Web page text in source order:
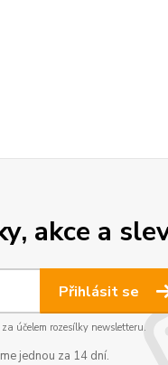
akce a
Přihlásit se
účelem rozesílky newsletteru.
jednou za 14 dní.